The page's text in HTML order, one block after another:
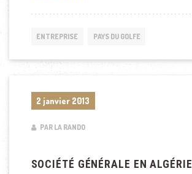
ENTREPRISE PAYS DU GOLFE
2 janvier 2013
PAR LA RANDO
SOCIÉTÉ GÉNÉRALE EN ALGÉRIE